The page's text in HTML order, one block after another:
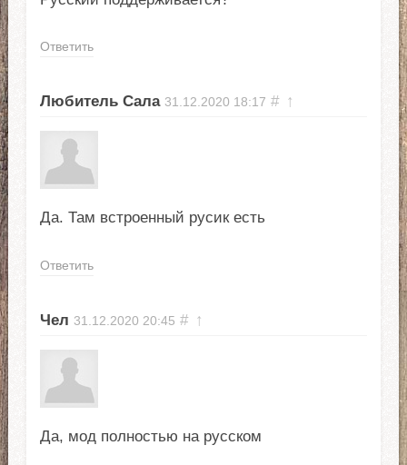
Ответить
Любитель Сала 31.12.2020 18:17 # ↑
Да. Там встроенный русик есть
Ответить
Чел 31.12.2020 20:45 # ↑
Да, мод полностью на русском